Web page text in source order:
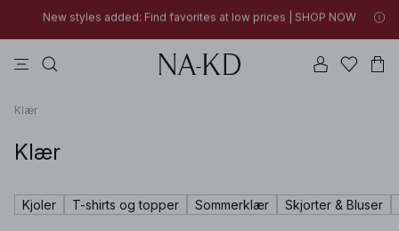
01h 47m 57s
FINAL SALE | SHOP NOW
01h 47m 57s
FINAL SALE | SHOP NOW
New styles added: Find favorites at low prices | SHOP NOW
Klær
Klær
Kjoler T-shirts og topper Sommerklær Skjorter & Bluser